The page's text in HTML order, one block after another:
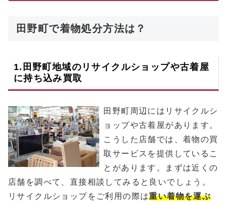
田野町で着物処分方法は？
1. 田野町地域のリサイクルショップや古着屋
に持ち込み買取
田野町周辺にはリサイクルシ
ョップや古着屋があります。
こうした店舗では、着物の買
取サービスを提供しているこ
とがあります。まずは近くの
店舗を調べて、直接相談してみると良いでしょう。
リサイクルショップをご利用の際は重い着物を運ぶ